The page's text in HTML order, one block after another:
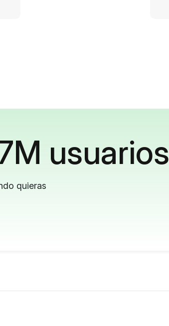
usuarios
quieras